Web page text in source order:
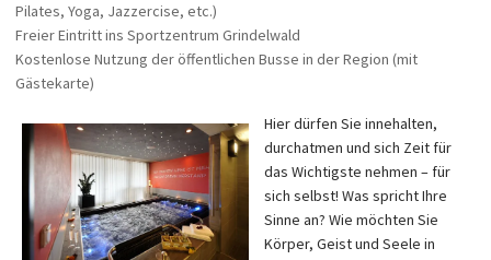
Pilates, Yoga, Jazzercise, etc.)
Freier Eintritt ins Sportzentrum Grindelwald
Kostenlose Nutzung der öffentlichen Busse in der Region (mit
Gästekarte)
Hier dürfen Sie innehalten,
durchatmen und sich Zeit für
das Wichtigste nehmen – für
sich selbst! Was spricht Ihre
Sinne an? Wie möchten Sie
Körper, Geist und Seele in